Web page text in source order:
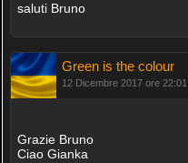
saluti Bruno
Green is the colour
12 Dicembre 2017 ore 22:01
Grazie Bruno
Ciao Gianka